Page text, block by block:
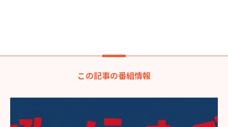
この記事の番組情報